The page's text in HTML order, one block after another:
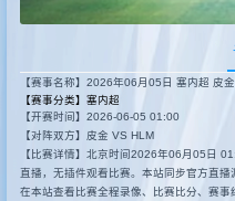
【赛事名称】2026年06月05日 塞内超 皮
【赛事分类】 塞内超
【开赛时间】2026-06-05 01:00
【对阵双方】皮金 VS HLM
【比赛详情】北京时间2026年06月05日
直播，无插件观看比赛。本站同步官方直
在本站查看比赛全程录像、比赛比分、赛